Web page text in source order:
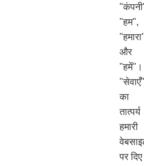
"हम",
"हमारा"
और
"हमें"।
"सेवाएँ"
का
तात्पर्य
हमारी
पर दिए